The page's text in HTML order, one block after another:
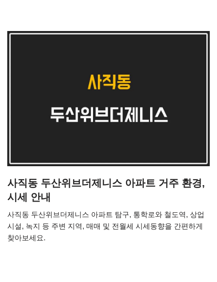
사직동 두산위브더제니스 아파트 거주 환경,
시세 안내
사직동 두산위브더제니스 아파트 탐구, 통학로와 철도역, 상업
시설, 녹지 등 주변 지역, 매매 및 전월세 시세동향을 간편하게
찾아보세요.